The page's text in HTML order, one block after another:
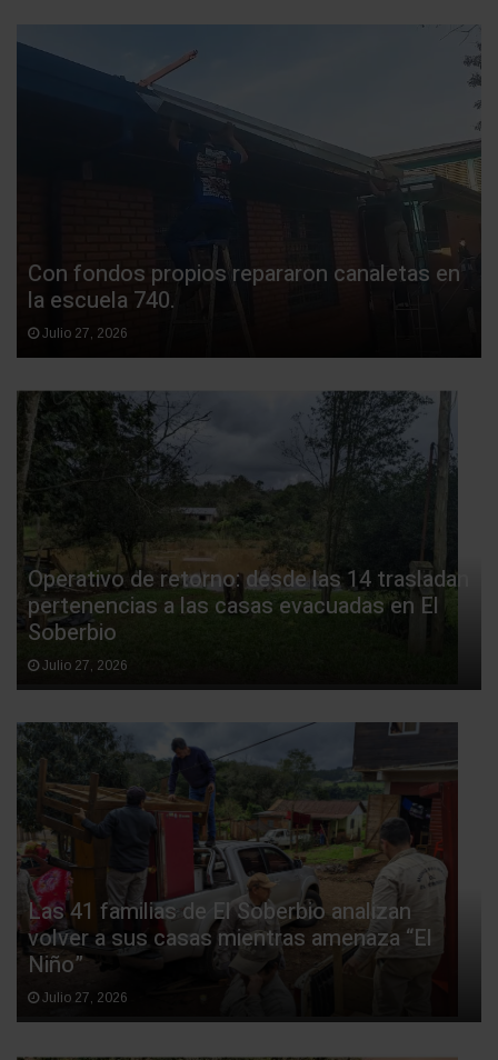
Con fondos propios repararon canaletas en
la escuela 740.
Julio 27, 2026
Operativo de retorno: desde las 14 trasladan
pertenencias a las casas evacuadas en El
Soberbio
Julio 27, 2026
Las 41 familias de El Soberbio analizan
volver a sus casas mientras amenaza “El
Niño”
Julio 27, 2026